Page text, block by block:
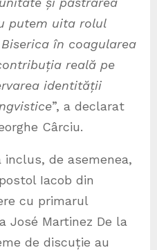
putem uita rolul
în coagularea
reală pe
identității
”, a declarat
Cârciu.
inclus, de asemenea,
Iacob din
cu primarul
José Martinez De la
de discuție au